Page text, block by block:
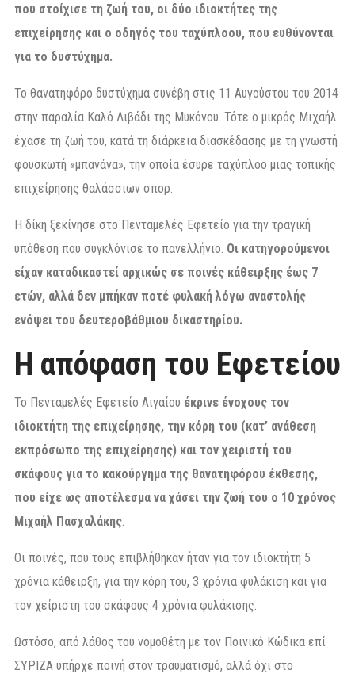
που στοίχισε τη ζωή του, οι δύο ιδιοκτήτες της
επιχείρησης και ο οδηγός του ταχύπλοου, που ευθύνονται
για το δυστύχημα.
Το θανατηφόρο δυστύχημα συνέβη στις 11 Αυγούστου του 2014
στην παραλία Καλό Λιβάδι της Μυκόνου. Τότε ο μικρός Μιχαήλ
έχασε τη ζωή του, κατά τη διάρκεια διασκέδασης με τη γνωστή
φουσκωτή «μπανάνα», την οποία έσυρε ταχύπλοο μιας τοπικής
επιχείρησης θαλάσσιων σπορ.
Η δίκη ξεκίνησε στο Πενταμελές Εφετείο για την τραγική
υπόθεση που συγκλόνισε το πανελλήνιο. Οι κατηγορούμενοι
είχαν καταδικαστεί αρχικώς σε ποινές κάθειρξης έως 7
ετών, αλλά δεν μπήκαν ποτέ φυλακή λόγω αναστολής
ενόψει του δευτεροβάθμιου δικαστηρίου.
Η απόφαση του Εφετείου
Το Πενταμελές Εφετείο Αιγαίου έκρινε ένοχους τον
ιδιοκτήτη της επιχείρησης, την κόρη του (κατ’ ανάθεση
εκπρόσωπο της επιχείρησης) και τον χειριστή του
σκάφους για το κακούργημα της θανατηφόρου έκθεσης,
που είχε ως αποτέλεσμα να χάσει την ζωή του ο 10 χρόνος
Μιχαήλ Πασχαλάκης
Οι ποινές, που τους επιβλήθηκαν ήταν για τον ιδιοκτήτη 5
χρόνια κάθειρξη, για την κόρη του, 3 χρόνια φυλάκιση και για
τον χείριστη του σκάφους 4 χρόνια φυλάκισης.
Ωστόσο, από λάθος του νομοθέτη με τον Ποινικό Κώδικα επί
ΣΥΡΙΖΑ υπήρχε ποινή στον τραυματισμό, αλλά όχι στο